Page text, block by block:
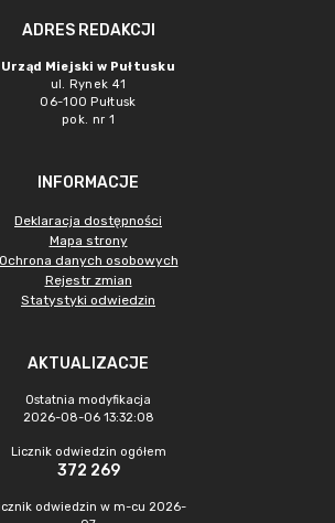
ADRES REDAKCJI
Urząd Miejski w Pułtusku
ul. Rynek 41
06-100 Pułtusk
pok. nr 1
INFORMACJE
Deklaracja dostępności
Mapa strony
Ochrona danych osobowych
Rejestr zmian
Statystyki odwiedzin
AKTUALIZACJE
Ostatnia modyfikacja
2026-08-06 13:32:08
Licznik odwiedzin ogółem
372 269
odwiedzin w m-cu 2026-